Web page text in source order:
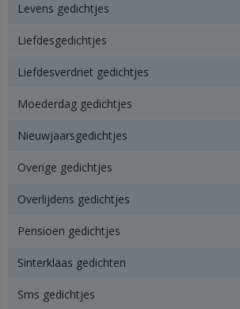
Levens gedichtjes
Liefdesgedichtjes
Liefdesverdriet gedichtjes
Moederdag gedichtjes
Nieuwjaarsgedichtjes
Overige gedichtjes
Overlijdens gedichtjes
Pensioen gedichtjes
Sinterklaas gedichten
Sms gedichtjes